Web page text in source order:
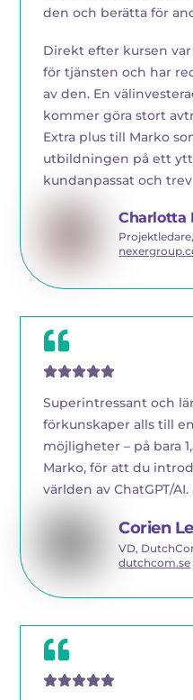
den och berätta för
Direkt efter kursen
för tjänsten och har
av den. En
kommer göra stort
Extra plus till Marko
utbildningen på ett
kundanpassat och
Charlotta
Superintressant och
förkunskaper alls till
möjligheter – på bara
Marko, för att du
världen av ChatGPT/
Corien
VD,
dutchcom.se